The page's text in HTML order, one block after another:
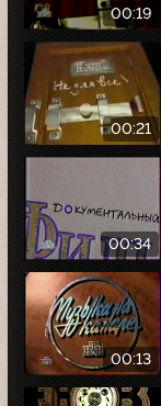
00:19
00:21
00:34
00:13